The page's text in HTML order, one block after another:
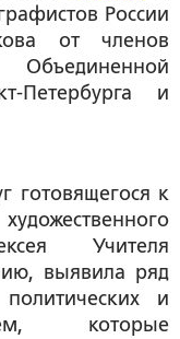
России
от членов
Петербурга и
готовящегося к
Учителя
выявила ряд
и
которые